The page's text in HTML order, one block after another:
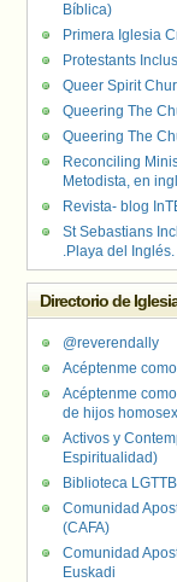
Bíblica)
Primera Iglesia
Protestants
Queer Spirit
Queering The
Queering The
Reconciling
Metodista, en
Revista- blog
St Sebastians
.Playa del
Directorio de
@reverendally
Acéptenme
Acéptenme
de hijos
Activos y
Espiritualidad)
Biblioteca
Comunidad
(CAFA)
Comunidad
Euskadi